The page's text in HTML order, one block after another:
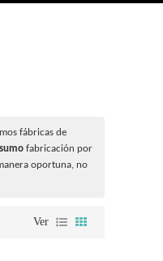
fábricas de
fabricación por
oportuna, no
Ver